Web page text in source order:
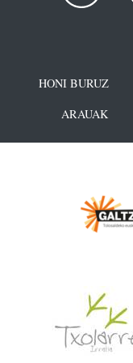
HONI BURUZ
ARAUAK